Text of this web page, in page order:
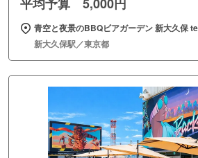
青空と夜景のBBQビアガーデン 新大久保
新大久保駅／東京都